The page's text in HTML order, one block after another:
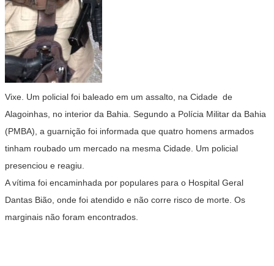
Vixe. Um policial foi baleado em um assalto, na Cidade de
Alagoinhas, no interior da Bahia. Segundo a Polícia Militar da Bahia
(PMBA), a guarnição foi informada que quatro homens armados
tinham roubado um mercado na mesma Cidade. Um policial
presenciou e reagiu.
A vítima foi encaminhada por populares para o Hospital Geral
Dantas Bião, onde foi atendido e não corre risco de morte. Os
marginais não foram encontrados.